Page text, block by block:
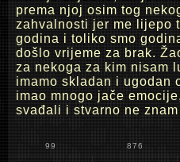
prema njoj osim tog
zahvalnosti jer me lijepo
godina i toliko smo
došlo vrijeme za brak.
za nekoga za kim nisam
imamo skladan i ugodan
imao mnogo jače
svađali i stvarno ne
99 876